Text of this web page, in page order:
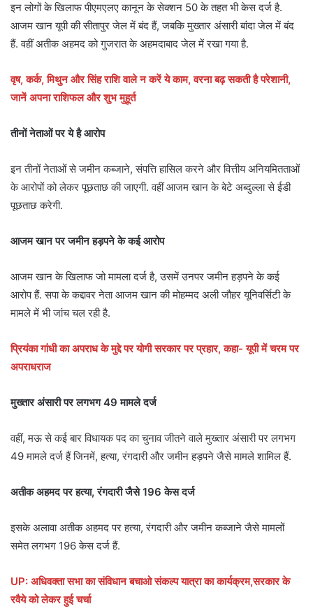
इन लोगों के खिलाफ पीएमएलए कानून के सेक्शन 50 के तहत भी केस दर्ज है.
आजम खान यूपी की सीतापुर जेल में बंद हैं, जबकि मुख्तार अंसारी बांदा जेल में बंद
हैं. वहीं अतीक अहमद को गुजरात के अहमदाबाद जेल में रखा गया है.
वृष, कर्क, मिथुन और सिंह राशि वाले न करें ये काम, वरना बढ़ सकती है परेशानी,
जानें अपना राशिफल और शुभ मुहूर्त
तीनों नेताओं पर ये है आरोप
इन तीनों नेताओं से जमीन कब्जाने, संपत्ति हासिल करने और वित्तीय अनियमितताओं
के आरोपों को लेकर पूछताछ की जाएगी. वहीं आजम खान के बेटे अब्दुल्ला से ईडी
पूछताछ करेगी.
आजम खान पर जमीन हड़पने के कई आरोप
आजम खान के खिलाफ जो मामला दर्ज है, उसमें उनपर जमीन हड़पने के कई
आरोप हैं. सपा के कद्दावर नेता आजम खान की मोहम्मद अली जौहर यूनिवर्सिटी के
मामले में भी जांच चल रही है.
प्रियंका गांधी का अपराध के मुद्दे पर योगी सरकार पर प्रहार, कहा- यूपी में चरम पर
अपराधराज
मुख्तार अंसारी पर लगभग 49 मामले दर्ज
वहीं, मऊ से कई बार विधायक पद का चुनाव जीतने वाले मुख्तार अंसारी पर लगभग
49 मामले दर्ज हैं जिनमें, हत्या, रंगदारी और जमीन हड़पने जैसे मामले शामिल हैं.
अतीक अहमद पर हत्या, रंगदारी जैसे 196 केस दर्ज
इसके अलावा अतीक अहमद पर हत्या, रंगदारी और जमीन कब्जाने जैसे मामलों
समेत लगभग 196 केस दर्ज हैं.
UP: अधिवक्ता सभा का संविधान बचाओ संकल्प यात्रा का कार्यक्रम,सरकार के
रवैये को लेकर हुई चर्चा